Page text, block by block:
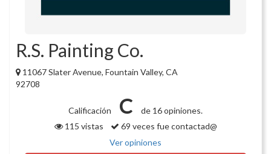
R.S. Painting Co.
11067 Slater Avenue, Fountain Valley, CA
92708
Calificación C
de 16 opiniones.
115 vistas
69 veces fue contactad@
Ver opiniones